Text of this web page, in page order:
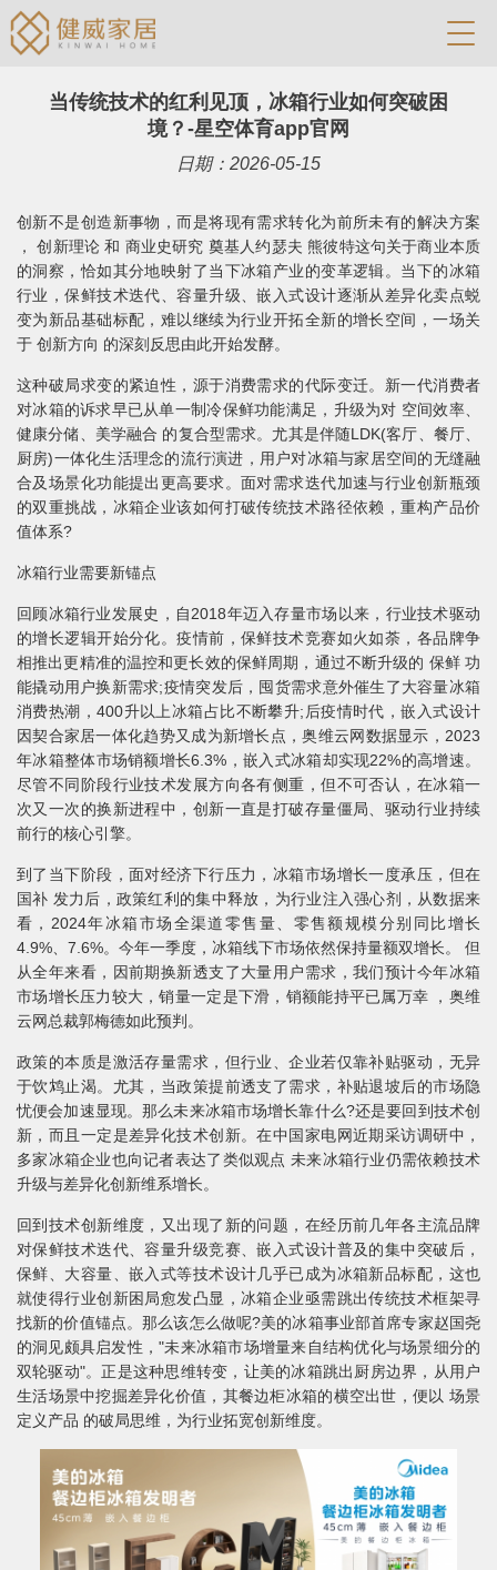
当传统技术的红利见顶，冰箱行业如何突破困
境？-星空体育app官网
日期：2026-05-15
创新不是创造新事物，而是将现有需求转化为前所未有的解决方案
， 创新理论 和 商业史研究 奠基人约瑟夫 熊彼特这句关于商业本质
的洞察，恰如其分地映射了当下冰箱产业的变革逻辑。当下的冰箱
行业，保鲜技术迭代、容量升级、嵌入式设计逐渐从差异化卖点蜕
变为新品基础标配，难以继续为行业开拓全新的增长空间，一场关
于 创新方向 的深刻反思由此开始发酵。
这种破局求变的紧迫性，源于消费需求的代际变迁。新一代消费者
对冰箱的诉求早已从单一制冷保鲜功能满足，升级为对 空间效率、
健康分储、美学融合 的复合型需求。尤其是伴随LDK(客厅、餐厅、
厨房)一体化生活理念的流行演进，用户对冰箱与家居空间的无缝融
合及场景化功能提出更高要求。面对需求迭代加速与行业创新瓶颈
的双重挑战，冰箱企业该如何打破传统技术路径依赖，重构产品价
值体系?
冰箱行业需要新锚点
回顾冰箱行业发展史，自2018年迈入存量市场以来，行业技术驱动
的增长逻辑开始分化。疫情前，保鲜技术竞赛如火如荼，各品牌争
相推出更精准的温控和更长效的保鲜周期，通过不断升级的 保鲜 功
能撬动用户换新需求;疫情突发后，囤货需求意外催生了大容量冰箱
消费热潮，400升以上冰箱占比不断攀升;后疫情时代，嵌入式设计
因契合家居一体化趋势又成为新增长点，奥维云网数据显示，2023
年冰箱整体市场销额增长6.3%，嵌入式冰箱却实现22%的高增速。
尽管不同阶段行业技术发展方向各有侧重，但不可否认，在冰箱一
次又一次的换新进程中，创新一直是打破存量僵局、驱动行业持续
前行的核心引擎。
到了当下阶段，面对经济下行压力，冰箱市场增长一度承压，但在
国补 发力后，政策红利的集中释放，为行业注入强心剂，从数据来
看，2024年冰箱市场全渠道零售量、零售额规模分别同比增长
4.9%、7.6%。今年一季度，冰箱线下市场依然保持量额双增长。 但
从全年来看，因前期换新透支了大量用户需求，我们预计今年冰箱
市场增长压力较大，销量一定是下滑，销额能持平已属万幸 ，奥维
云网总裁郭梅德如此预判。
政策的本质是激活存量需求，但行业、企业若仅靠补贴驱动，无异
于饮鸩止渴。尤其，当政策提前透支了需求，补贴退坡后的市场隐
忧便会加速显现。那么未来冰箱市场增长靠什么?还是要回到技术创
新，而且一定是差异化技术创新。在中国家电网近期采访调研中，
多家冰箱企业也向记者表达了类似观点 未来冰箱行业仍需依赖技术
升级与差异化创新维系增长。
回到技术创新维度，又出现了新的问题，在经历前几年各主流品牌
对保鲜技术迭代、容量升级竞赛、嵌入式设计普及的集中突破后，
保鲜、大容量、嵌入式等技术设计几乎已成为冰箱新品标配，这也
就使得行业创新困局愈发凸显，冰箱企业亟需跳出传统技术框架寻
找新的价值锚点。那么该怎么做呢?美的冰箱事业部首席专家赵国尧
的洞见颇具启发性，"未来冰箱市场增量来自结构优化与场景细分的
双轮驱动"。正是这种思维转变，让美的冰箱跳出厨房边界，从用户
生活场景中挖掘差异化价值，其餐边柜冰箱的横空出世，便以 场景
定义产品 的破局思维，为行业拓宽创新维度。